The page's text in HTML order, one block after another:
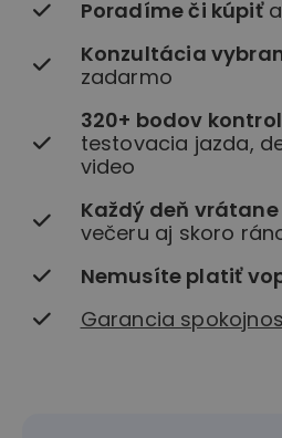
Poradíme či kúpiťa
Konzultácia
zadarmo
320+ bodov
testovacia jazda,
video
Každý deň
večeru aj skoro
Nemusíte platiť
Garancia